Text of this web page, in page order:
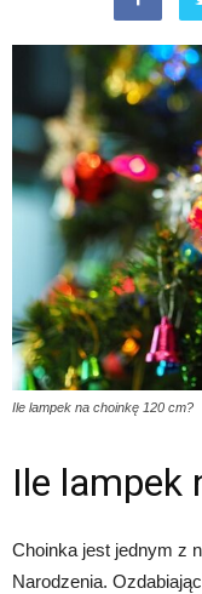
Ile lampek na choinkę 120 cm?
Ile lampek
Choinka jest jednym z
Narodzenia.